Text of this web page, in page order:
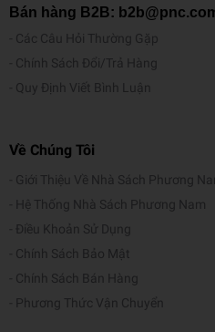
Bán hàng B2B:
Các Câu Hỏi Thường Gặp
Chính Sách Đổi/Trả Hàng
Quy Định Viết Bình Luận
Về Chúng Tôi
Giới Thiệu Về Nhà Sách Phương
Hệ Thống Nhà Sách Phương Nam
Điều Khoản Sử Dụng
Chính Sách Bảo Mật
Chính Sách Bán Hàng
Phương Thức Vận Chuyển